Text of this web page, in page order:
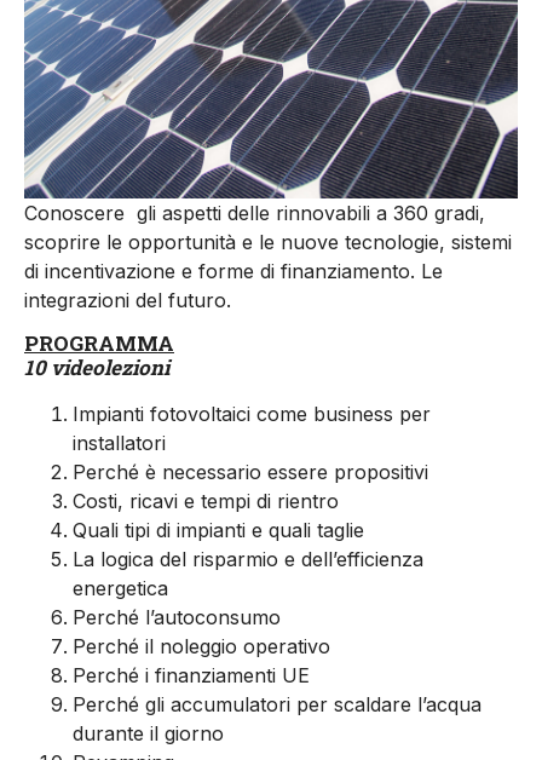
Conoscere gli aspetti delle rinnovabili a 360 gradi,
scoprire le opportunità e le nuove tecnologie, sistemi
di incentivazione e forme di finanziamento. Le
integrazioni del futuro.
PROGRAMMA
10 videolezioni
Impianti fotovoltaici come business per
installatori
Perché è necessario essere propositivi
Costi, ricavi e tempi di rientro
Quali tipi di impianti e quali taglie
La logica del risparmio e dell’efficienza
energetica
Perché l’autoconsumo
Perché il noleggio operativo
Perché i finanziamenti UE
Perché gli accumulatori per scaldare l’acqua
durante il giorno